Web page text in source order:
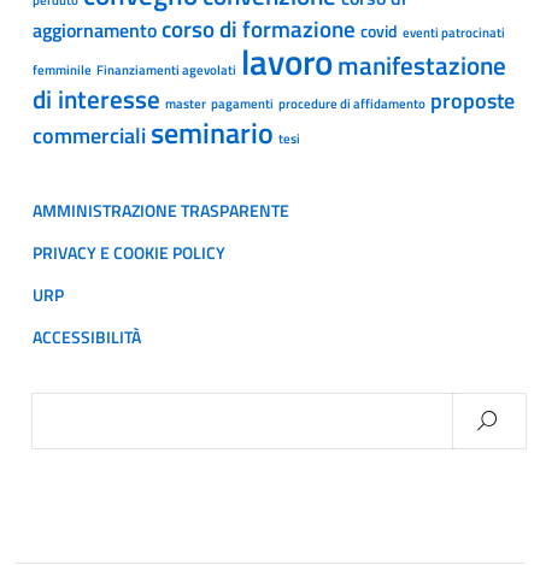
aggiornamentocorso di formazione covid eventi patrocinati
femminile Finanziamenti agevolati lavoromanifestazione
di interesse master pagamenti procedure di affidamento proposte
commercialiseminario tesi
AMMINISTRAZIONE TRASPARENTE
PRIVACY E COOKIE POLICY
URP
ACCESSIBILITÀ